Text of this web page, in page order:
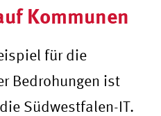
Kommunen
für die
Bedrohungen ist
Südwestfalen-IT.